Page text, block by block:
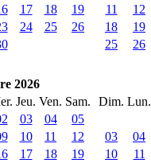
17 18
19
24 25
26
11
12
18
19
25
26
2026
Jeu. Ven. Sam.
03 04
05
10 11
12
17 18 19
Dim. Lun.
03
04
10
11